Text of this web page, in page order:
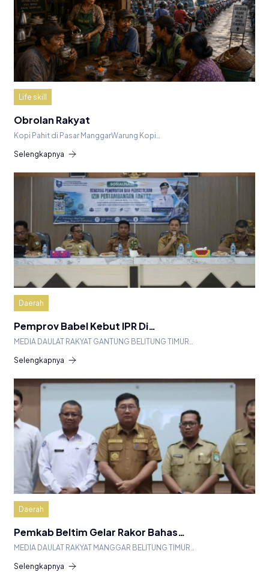
Life skill
Obrolan Rakyat
Kopi Pahit di Pasar ManggarWarung Kopi…
Selengkapnya
Daerah
Pemprov Babel Kebut IPR Di…
MEDIA DAULAT RAKYAT GANTUNG BELITUNG TIMUR…
Selengkapnya
Daerah
Pemkab Beltim Gelar Rakor Bahas…
MEDIA DAULAT RAKYAT MANGGAR BELITUNG TIMUR…
Selengkapnya